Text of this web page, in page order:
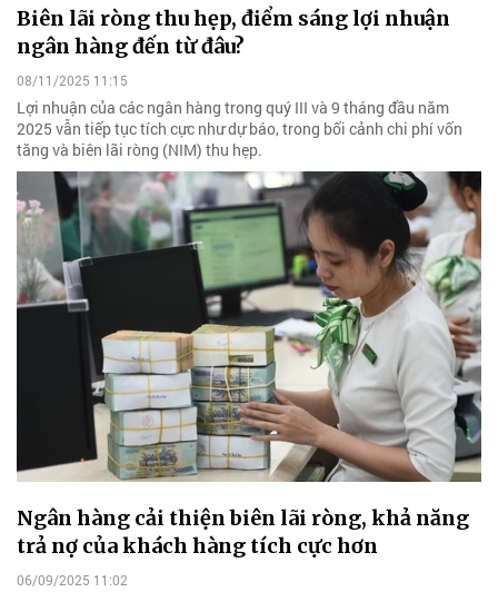
Biên lãi ròng thu hẹp, điểm sáng lợi nhuận
ngân hàng đến từ đâu?
08/11/2025 11:15
Lợi nhuận của các ngân hàng trong quý III và 9 tháng đầu năm
2025 vẫn tiếp tục tích cực như dự báo, trong bối cảnh chi phí vốn
tăng và biên lãi ròng (NIM) thu hẹp.
Ngân hàng cải thiện biên lãi ròng, khả năng
trả nợ của khách hàng tích cực hơn
06/09/2025 11:02